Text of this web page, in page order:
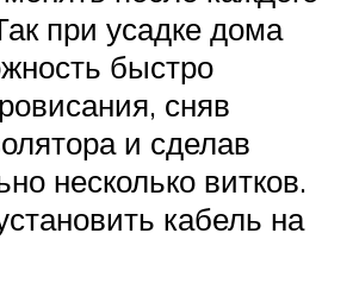
при усадке дома
быстро
сняв
и сделав
несколько витков.
кабель на